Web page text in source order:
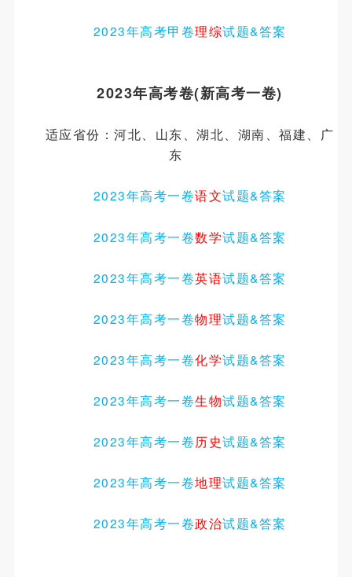
2023年高考甲卷理综试题&答案
2023年高考卷(新高考一卷)
适应省份：河北、山东、湖北、湖南、福建、广
东
2023年高考一卷语文试题&答案
2023年高考一卷数学试题&答案
2023年高考一卷英语试题&答案
2023年高考一卷物理试题&答案
2023年高考一卷化学试题&答案
2023年高考一卷生物试题&答案
2023年高考一卷历史试题&答案
2023年高考一卷地理试题&答案
2023年高考一卷政治试题&答案